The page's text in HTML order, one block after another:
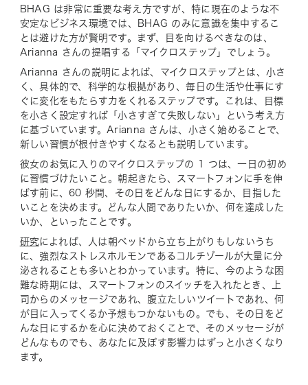
BHAG は非常に重要な考え方ですが、特に現在のような不
安定なビジネス環境では、BHAG のみに意識を集中するこ
とは避けた方が賢明です。まず、目を向けるべきなのは、
Arianna さんの提唱する「マイクロステップ」でしょう。
Arianna さんの説明によれば、マイクロステップとは、小さ
く、具体的で、科学的な根拠があり、毎日の生活や仕事にす
ぐに変化をもたらす力をくれるステップです。これは、目標
を小さく設定すれば「小さすぎて失敗しない」という考え方
に基づいています。Arianna さんは、小さく始めることで、
新しい習慣が根付きやすくなるとも説明しています。
彼女のお気に入りのマイクロステップの 1 つは、一日の初め
に習慣づけたいこと。朝起きたら、スマートフォンに手を伸
ばす前に、60 秒間、その日をどんな日にするか、目指した
いことを決めます。どんな人間でありたいか、何を達成した
いか、といったことです。
研究によれば、人は朝ベッドから立ち上がりもしないうち
に、強烈なストレスホルモンであるコルチゾールが大量に分
泌されることも多いとわかっています。特に、今のような困
難な時期には、スマートフォンのスイッチを入れたとき、上
司からのメッセージであれ、腹立たしいツイートであれ、何
が目に入ってくるか予想もつかないもの。でも、その日をど
んな日にするかを心に決めておくことで、そのメッセージが
どんなものでも、あなたに及ぼす影響力はずっと小さくなり
ます。